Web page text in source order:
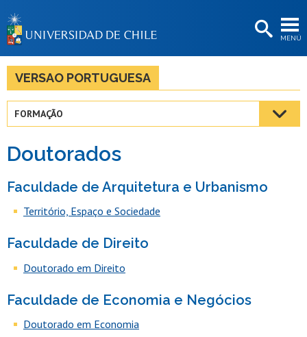
MENÚ
BIBLIOTECAS
LA UNIVERSIDAD
Estudiantes
Académicas/os
Funcionarias/os
Egresadas/os
VERSAO PORTUGUESA
FORMAÇÃO
Doutorados
Faculdade de Arquitetura e Urbanismo
Território, Espaço e Sociedade
Faculdade de Direito
Doutorado em Direito
Faculdade de Economia e Negócios
Doutorado em Economia